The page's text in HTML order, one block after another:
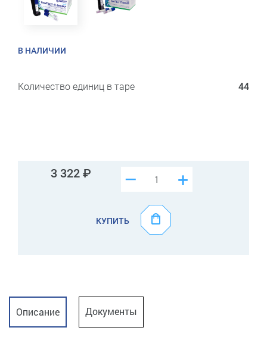
В НАЛИЧИИ
Количество единиц в таре 44
3 322 +
–
КУПИТЬ
Описание Документы